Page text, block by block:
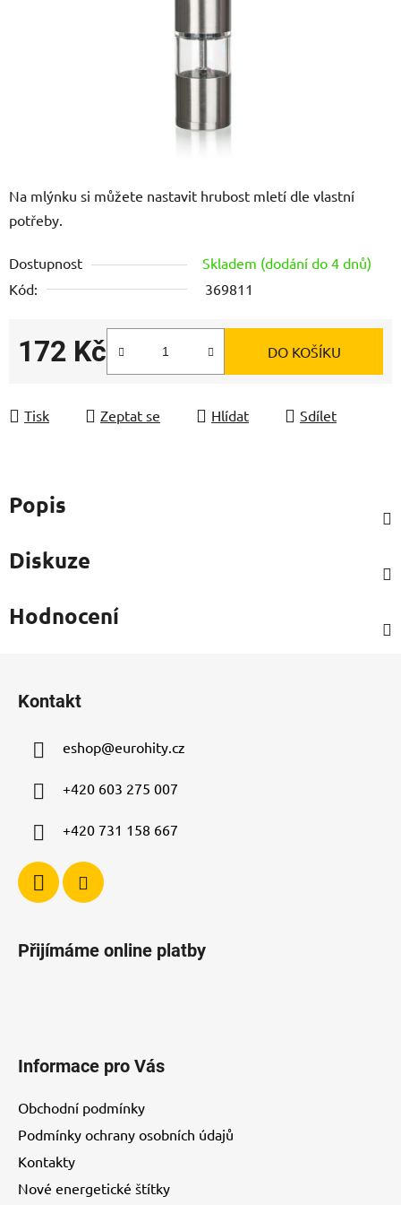
Na mlýnku si můžete nastavit hrubost mletí dle vlastní
potřeby.
Dostupnost
Skladem (dodání do 4 dnů)
Kód:
369811
172 Kč DO KOŠÍKU
Tisk Zeptat se Hlídat Sdílet
Popis
Diskuze
Hodnocení
Kontakt
eshop@eurohity.cz
+420 603 275 007
+420 731 158 667
Přijímáme online platby
Informace pro Vás
Obchodní podmínky
Podmínky ochrany osobních údajů
Kontakty
Nové energetické štítky